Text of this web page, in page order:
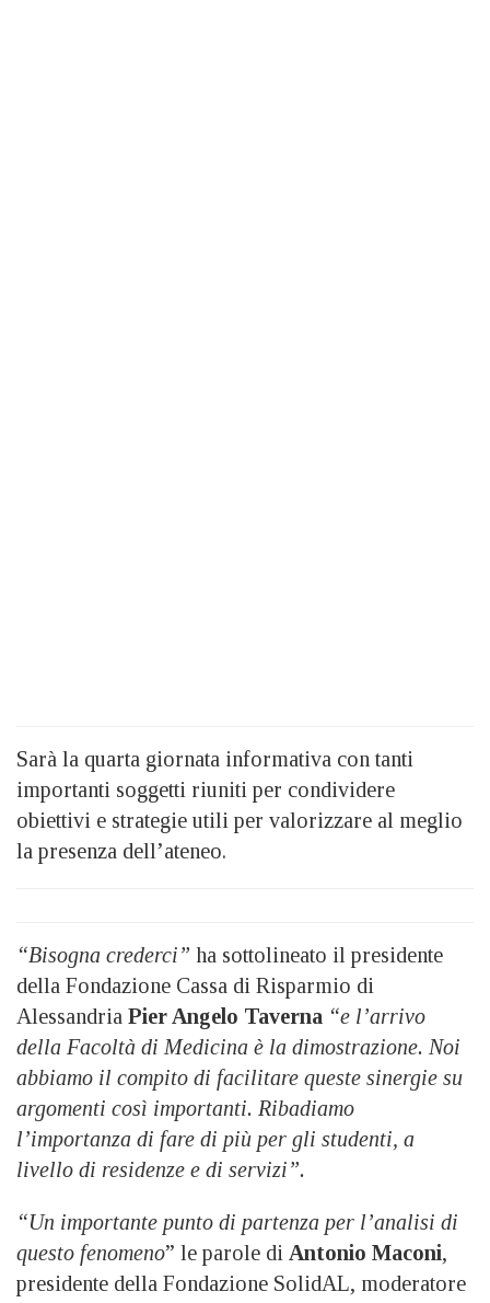
Sarà la quarta giornata informativa con tanti
importanti soggetti riuniti per condividere
obiettivi e strategie utili per valorizzare al meglio
la presenza dell’ateneo.
“Bisogna crederci” ha sottolineato il presidente
della Fondazione Cassa di Risparmio di
Alessandria Pier Angelo Taverna “e l’arrivo
della Facoltà di Medicina è la dimostrazione. Noi
abbiamo il compito di facilitare queste sinergie su
argomenti così importanti. Ribadiamo
l’importanza di fare di più per gli studenti, a
livello di residenze e di servizi”.
“Un importante punto di partenza per l’analisi di
questo fenomeno” le parole di Antonio Maconi,
presidente della Fondazione SolidAL, moderatore